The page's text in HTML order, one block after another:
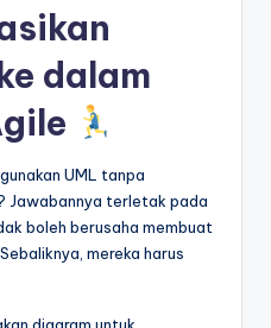
dalam
UML tanpa
Jawabannya terletak pada
boleh berusaha membuat
mereka harus